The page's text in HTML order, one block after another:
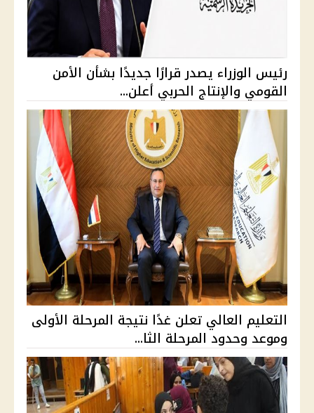
رئيس الوزراء يصدر قرارًا جديدًا بشأن الأمن
القومي والإنتاج الحربي أعلن...
التعليم العالي تعلن غدًا نتيجة المرحلة الأولى
وموعد وحدود المرحلة الثا...